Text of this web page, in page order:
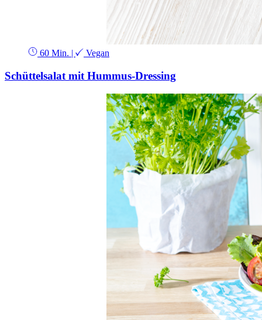
60 Min. | Vegan
Schüttelsalat mit Hummus-Dressing